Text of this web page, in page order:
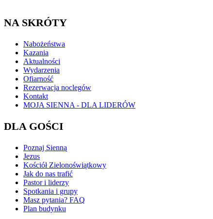
NA SKRÓTY
Nabożeństwa
Kazania
Aktualności
Wydarzenia
Ofiarność
Rezerwacja noclegów
Kontakt
MOJA SIENNA - DLA LIDERÓW
DLA GOŚCI
Poznaj Sienną
Jezus
Kościół Zielonoświątkowy
Jak do nas trafić
Pastor i liderzy
Spotkania i grupy
Masz pytania? FAQ
Plan budynku